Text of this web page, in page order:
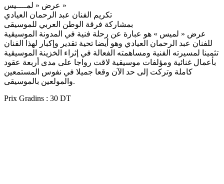
عرض « لمــــيس »
تكريم الفنان عبد الرحمان العيادي
بمشاركة فرقة الوطن العربي للموسيقى
عرض « لميس » هو عبارة عن رحلة فنية في المدونة الموسيقية
للفنان عبد الرحمان العيادي وهو أيضا تحية تقدير وإكبار لهذا الفنان
تثمينا لمسيرته الفنية ومساهمته الفعالة في إثراء الخزينة الموسيقية
بأعمال غنائية ومؤلفات موسيقية لاقت رواجا على مدى أربعة عقود
كاملة وتركت إلى حد الآن وقعا جميلا في نفوس المستمعين
والمولعين بالموسيقى.
Prix Gradins : 30 DT